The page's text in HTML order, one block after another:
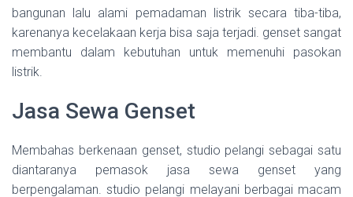
bangunan lalu alami pemadaman listrik secara tiba-tiba,
karenanya kecelakaan kerja bisa saja terjadi. genset sangat
membantu dalam kebutuhan untuk memenuhi pasokan
listrik.
Jasa Sewa Genset
Membahas berkenaan genset, studio pelangi sebagai satu
diantaranya pemasok jasa sewa genset yang
berpengalaman. studio pelangi melayani berbagai macam